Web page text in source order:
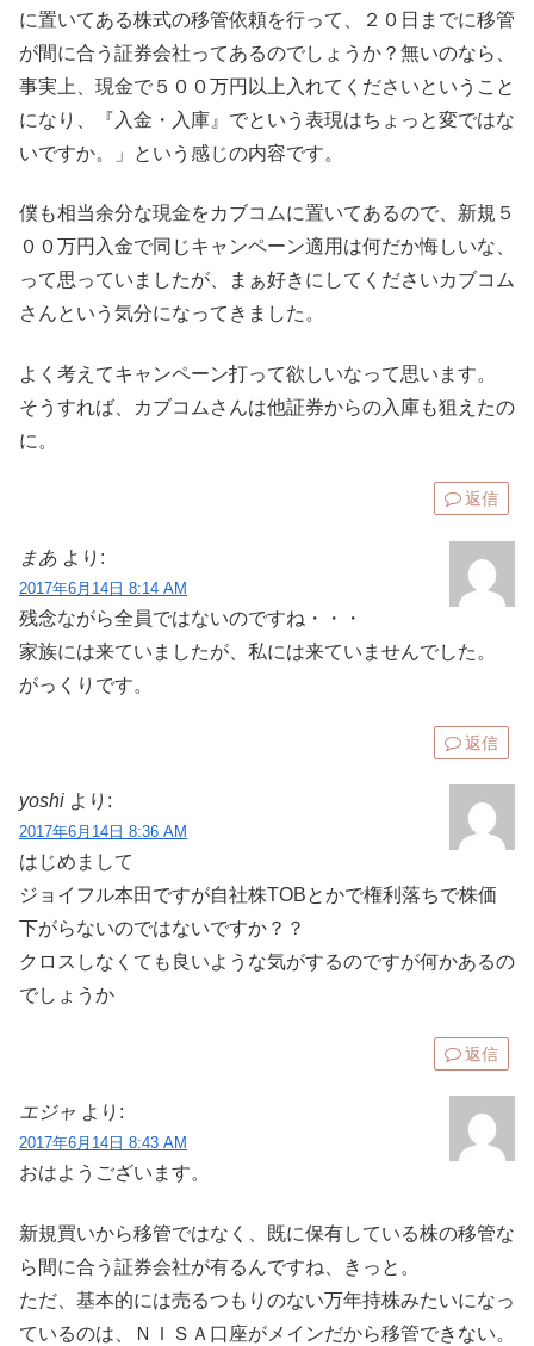
に置いてある株式の移管依頼を行って、２０日までに移管
が間に合う証券会社ってあるのでしょうか？無いのなら、
事実上、現金で５００万円以上入れてくださいということ
になり、『入金・入庫』でという表現はちょっと変ではな
いですか。」という感じの内容です。
僕も相当余分な現金をカブコムに置いてあるので、新規５
００万円入金で同じキャンペーン適用は何だか悔しいな、
って思っていましたが、まぁ好きにしてくださいカブコム
さんという気分になってきました。
よく考えてキャンペーン打って欲しいなって思います。
そうすれば、カブコムさんは他証券からの入庫も狙えたの
に。
返信
まあ より:
2017年6月14日 8:14 AM
残念ながら全員ではないのですね・・・
家族には来ていましたが、私には来ていませんでした。
がっくりです。
返信
yoshi より:
2017年6月14日 8:36 AM
はじめまして
ジョイフル本田ですが自社株TOBとかで権利落ちで株価
下がらないのではないですか？？
クロスしなくても良いような気がするのですが何かあるの
でしょうか
返信
エジャ より:
2017年6月14日 8:43 AM
おはようございます。
新規買いから移管ではなく、既に保有している株の移管な
ら間に合う証券会社が有るんですね、きっと。
ただ、基本的には売るつもりのない万年持株みたいになっ
ているのは、ＮＩＳＡ口座がメインだから移管できない。